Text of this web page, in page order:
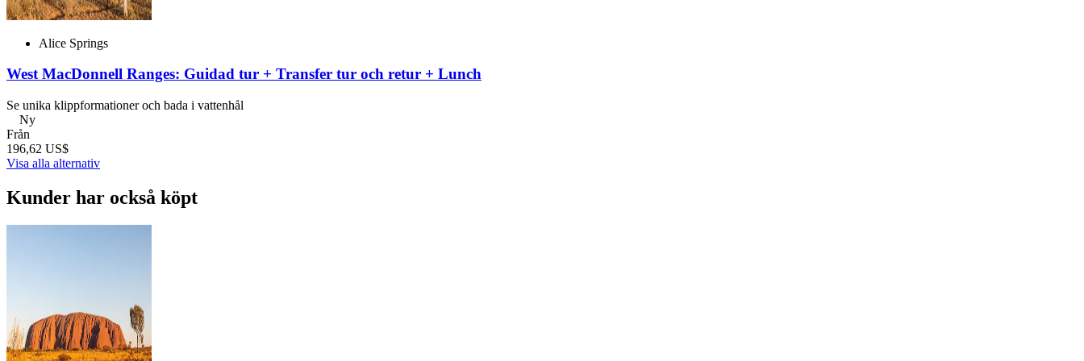
Alice Springs
West MacDonnell Ranges: Guidad tur + Transfer tur och retur + Lunch
Se unika klippformationer och bada i vattenhål
Ny
Från
196,62 US$
Visa alla alternativ
Kunder har också köpt